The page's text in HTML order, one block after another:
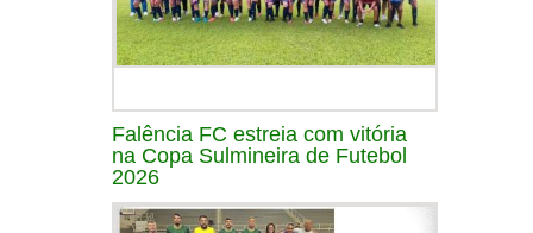
Falência FC estreia com vitória
na Copa Sulmineira de Futebol
2026